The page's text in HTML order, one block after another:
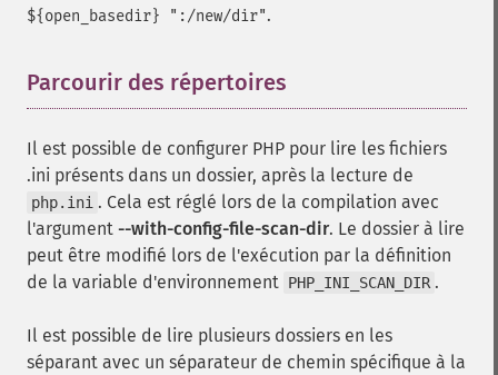
${open_basedir} ":/new/dir".
Parcourir des répertoires
Il est possible de configurer PHP pour lire les fichiers
.ini présents dans un dossier, après la lecture de
php.ini . Cela est réglé lors de la compilation avec
l'argument --with-config-file-scan-dir. Le dossier à lire
peut être modifié lors de l'exécution par la définition
de la variable d'environnement PHP_INI_SCAN_DIR .
Il est possible de lire plusieurs dossiers en les
séparant avec un séparateur de chemin spécifique à la